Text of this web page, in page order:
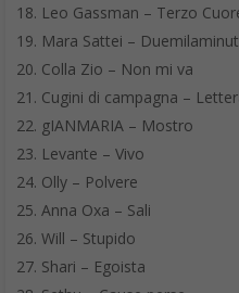
Leo Gassman – Terzo
Mara Sattei –
Colla Zio – Non mi va
Cugini di campagna –
gIANMARIA – Mostro
Levante – Vivo
Olly – Polvere
Anna Oxa – Sali
Will – Stupido
Shari – Egoista